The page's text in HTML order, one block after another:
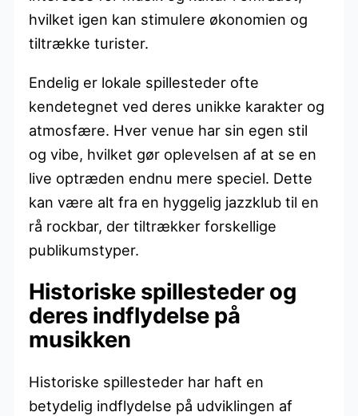
hvilket igen kan stimulere økonomien og
tiltrække turister.
Endelig er lokale spillesteder ofte
kendetegnet ved deres unikke karakter og
atmosfære. Hver venue har sin egen stil
og vibe, hvilket gør oplevelsen af at se en
live optræden endnu mere speciel. Dette
kan være alt fra en hyggelig jazzklub til en
rå rockbar, der tiltrækker forskellige
publikumstyper.
Historiske spillesteder og
deres indflydelse på
musikken
Historiske spillesteder har haft en
betydelig indflydelse på udviklingen af